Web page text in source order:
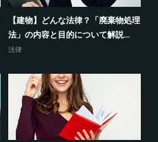
【建物】どんな法律？「廃棄物処理
法」の内容と目的について解説...
法律